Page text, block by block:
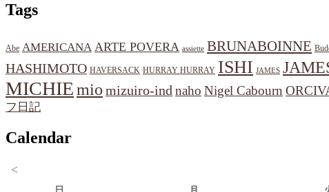
Tags
Abe AMERICANA ARTE POVERA assiette BRUNABOINNE
HASHIMOTO HAVERSACK HURRAY HURRAY ISHI JAMES
MICHIEmio mizuiro-ind naho Nigel Cabourn
フ日記
Calendar
<